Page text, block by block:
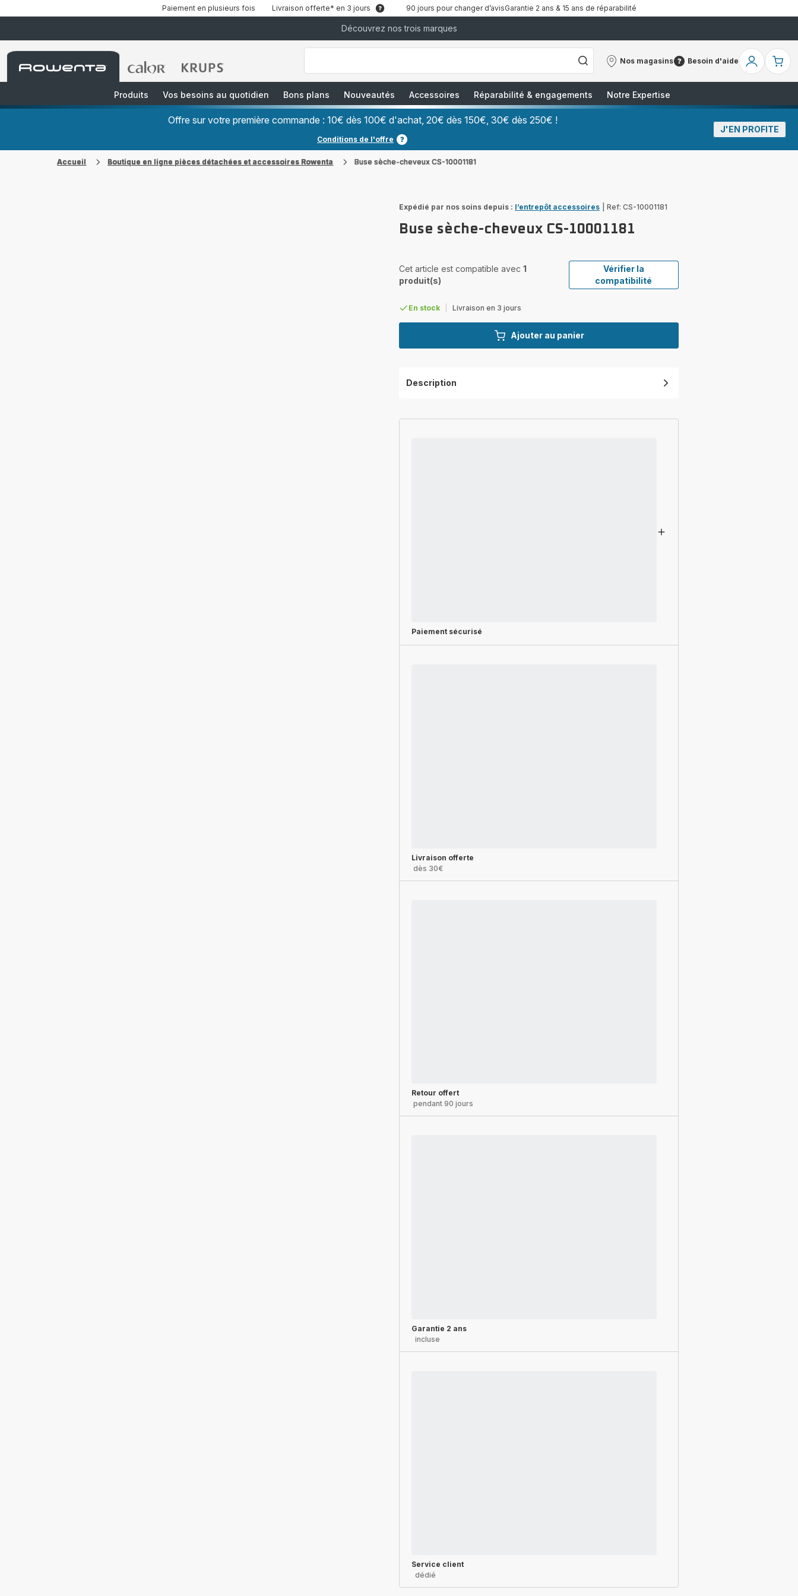
Paiement en plusieurs fois Livraison offerte* en 3 jours 90 jours pour changer d’avisGarantie 2 ans & 15 ans de réparabilité
Découvrez nos trois marques
Accueil
Rowenta
Accueil
Accueil
["Que
recherchez-
Café
Grains","Centrales
Vapeurs","Sèche
Nos magasins
Nos
Besoin d'aide
Besoin
Mon
Produits
Vos besoins au quotidien Bons plans Nouveautés Accessoires Réparabilité & engagements Notre Expertise
Offre sur votre première commande : 10€ dès 100€ d'achat, 20€ dès 150€, 30€ dès 250€ !
Conditions de l'offre
J'EN PROFITE
Accueil Boutique en ligne pièces détachées et accessoires Rowenta Buse sèche-cheveux CS-10001181
Expédié par nos soins depuis : l’entrepôt accessoires Ref: CS-10001181
Buse sèche-cheveux CS-10001181
Cet article est compatible avec 1
produit(s)
Vérifier la
compatibilité
En stock Livraison en 3 jours
Ajouter au panier
Description
Paiement sécurisé
Livraison offerte
dès 30€
Retour offert
pendant 90 jours
Garantie 2 ans
incluse
Service client
dédié